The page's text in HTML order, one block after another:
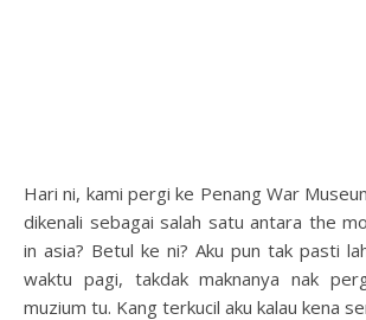
Hari ni, kami pergi ke Penang War
dikenali sebagai salah satu antara the
in asia? Betul ke ni? Aku pun tak pasti
waktu pagi, takdak maknanya nak
muzium tu. Kang terkucil aku kalau kena